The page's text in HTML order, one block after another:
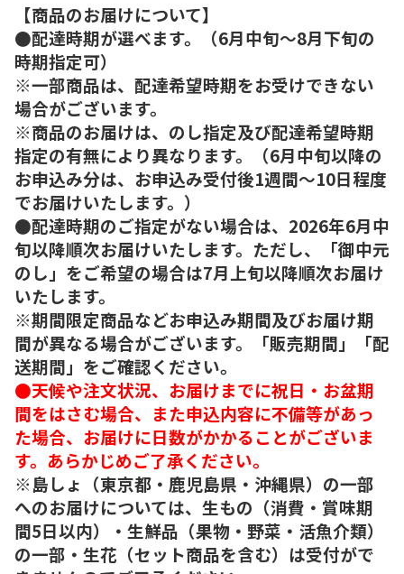
【商品のお届けについて】
●配達時期が選べます。（6月中旬～8月下旬の
時期指定可）
※一部商品は、配達希望時期をお受けできない
場合がございます。
※商品のお届けは、のし指定及び配達希望時期
指定の有無により異なります。（6月中旬以降の
お申込み分は、お申込み受付後1週間～10日程度
でお届けいたします。）
●配達時期のご指定がない場合は、2026年6月中
旬以降順次お届けいたします。ただし、「御中元
のし」をご希望の場合は7月上旬以降順次お届け
いたします。
※期間限定商品などお申込み期間及びお届け期
間が異なる場合がございます。「販売期間」「配
送期間」をご確認ください。
●天候や注文状況、お届けまでに祝日・お盆期
間をはさむ場合、また申込内容に不備等があっ
た場合、お届けに日数がかかることがございま
す。あらかじめご了承ください。
※島しょ（東京都・鹿児島県・沖縄県）の一部
へのお届けについては、生もの（消費・賞味期
間5日以内）・生鮮品（果物・野菜・活魚介類）
の一部・生花（セット商品を含む）は受付がで